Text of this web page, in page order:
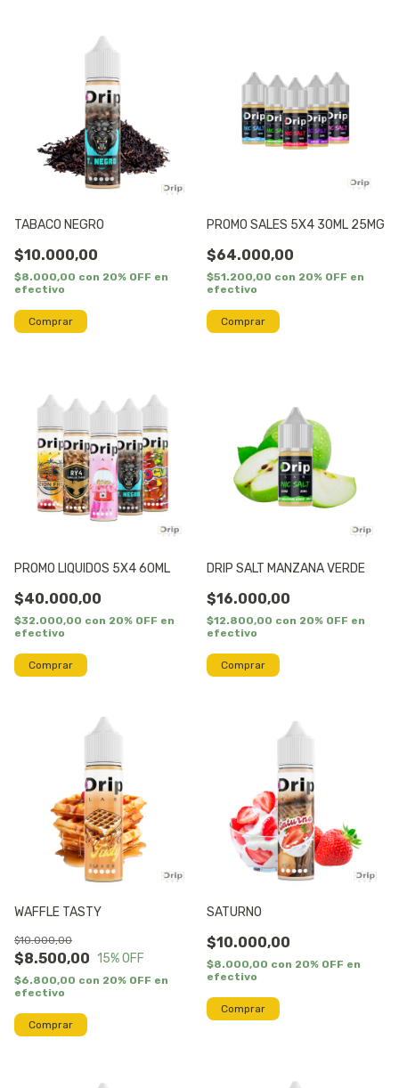
TABACO NEGRO
$10.000,00
$8.000,00 con 20% OFF en
efectivo
Comprar
PROMO SALES 5X4 30ML 25MG
$64.000,00
$51.200,00 con 20% OFF en
efectivo
PROMO LIQUIDOS 5X4 60ML
$40.000,00
$32.000,00 con 20% OFF en
efectivo
DRIP SALT MANZANA VERDE
$16.000,00
$12.800,00 con 20% OFF en
efectivo
WAFFLE TASTY
$8.500,00
$10.000,00
15% OFF
$6.800,00 con 20% OFF en
efectivo
Comprar
SATURNO
$10.000,00
$8.000,00 con 20% OFF en
efectivo
Comprar